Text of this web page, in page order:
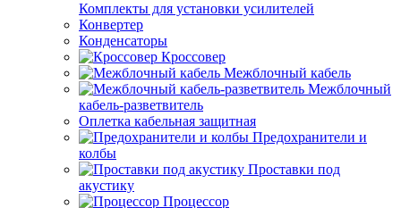
Комплекты для установки усилителей
Конвертер
Конденсаторы
Кроссовер
Межблочный кабель
Межблочный
кабель-разветвитель
Оплетка кабельная защитная
Предохранители и
колбы
Проставки под
акустику
Процессор